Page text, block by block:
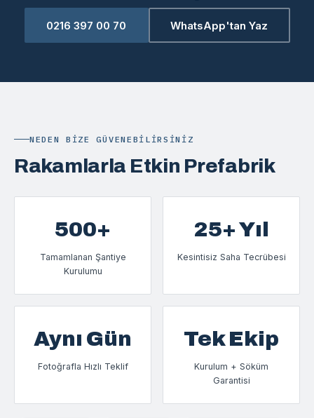
0216 397 00 70 WhatsApp'tan Yaz
NEDEN BIZE GÜVENEBILIRSINIZ
Rakamlarla Etkin Prefabrik
500+
Tamamlanan Şantiye
Kurulumu
25+ Yıl
Kesintisiz Saha Tecrübesi
Aynı Gün
Fotoğrafla Hızlı Teklif
Tek Ekip
Kurulum + Söküm
Garantisi